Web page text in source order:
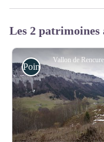
Les 2
Vallon de
Point de Vue